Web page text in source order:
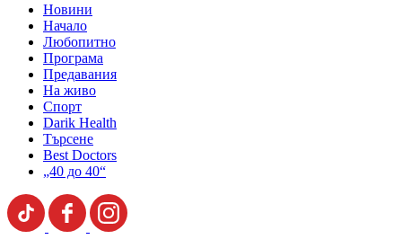
Новини
Начало
Любопитно
Програма
Предавания
На живо
Спорт
Darik Health
Търсене
Best Doctors
„40 до 40“